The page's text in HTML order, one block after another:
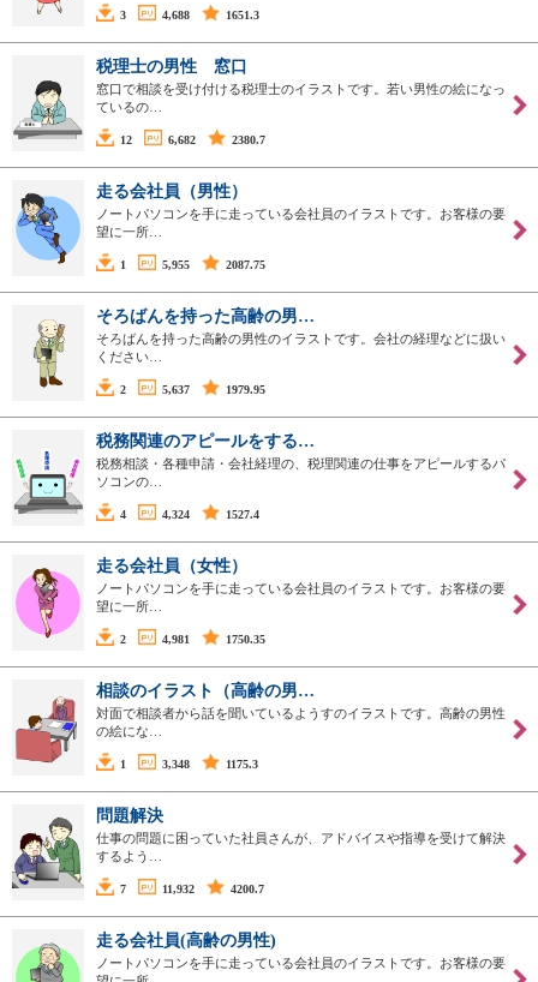
3 4,688 1651.3
税理士の男性 窓口
窓口で相談を受け付ける税理士のイラストです。若い男性の絵になっ
ているの…
12 6,682 2380.7
走る会社員（男性）
ノートパソコンを手に走っている会社員のイラストです。お客様の要
望に一所…
1 5,955 2087.75
そろばんを持った高齢の男…
そろばんを持った高齢の男性のイラストです。会社の経理などに扱い
ください…
2 5,637 1979.95
税務関連のアピールをする…
税務相談・各種申請・会社経理の、税理関連の仕事をアピールするパ
ソコンの…
4 4,324 1527.4
走る会社員（女性）
ノートパソコンを手に走っている会社員のイラストです。お客様の要
望に一所…
2 4,981 1750.35
相談のイラスト（高齢の男…
対面で相談者から話を聞いているようすのイラストです。高齢の男性
の絵にな…
1 3,348 1175.3
問題解決
仕事の問題に困っていた社員さんが、アドバイスや指導を受けて解決
するよう…
7 11,932 4200.7
走る会社員(高齢の男性)
ノートパソコンを手に走っている会社員のイラストです。お客様の要